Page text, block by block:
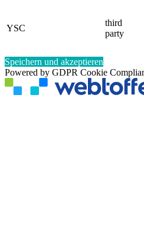
YSC
third
party
Speichern und akzeptieren
Powered by GDPR Cookie